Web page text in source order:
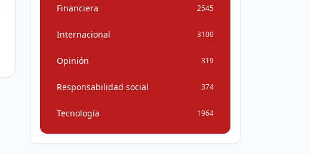
Financiera 2545
Internacional 3100
Opinión 319
Responsabilidad social 374
Tecnología 1964